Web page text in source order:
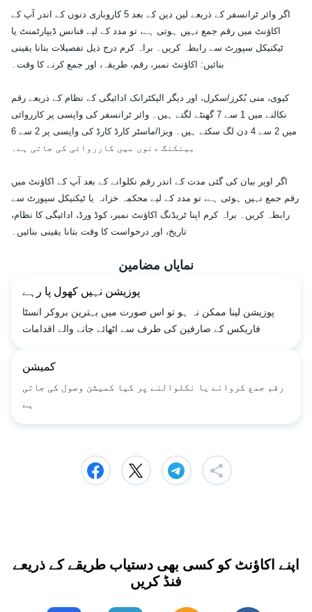
اگر وائر ٹرانسفر کے ذریعے لین دین کے بعد 5 کاروباری دنوں کے اندر آپ کے
اکاؤنٹ میں رقم جمع نہیں ہوتی ہے، تو مدد کے لیے فنانس ڈیپارٹمنٹ یا
ٹیکنیکل سپورٹ سے رابطہ کریں۔ براہ کرم درج ذیل تفصیلات بتانا یقینی
بنائیں: اکاؤنٹ نمبر، رقم، طریقہ، اور جمع کرنے کا وقت۔
کیوی، منی بُکرز/سکرل، اور دیگر الیکٹرانک ادائیگی کے نظام کے ذریعے رقم
نکالنے میں 1 سے 7 گھنٹے لگتے ہیں۔ وائر ٹرانسفر کی واپسی پر کارروائی
میں 2 سے 4 دن لگ سکتے ہیں۔ ویزا/ماسٹر کارڈ کارڈ کی واپسی پر 2 سے 6
بینکنگ دنوں میں کارروائی کی جاتی ہے۔
اگر اوپر بیان کی گئی مدت کے اندر رقم نکلوانے کے بعد آپ کے اکاؤنٹ میں
رقم جمع نہیں ہوئی ہے، تو مدد کے لیے محکمہ خزانہ یا ٹیکنیکل سپورٹ سے
رابطہ کریں۔ براہ کرم اپنا ٹریڈنگ اکاؤنٹ نمبر، کوڈ ورڈ، ادائیگی کا نظام،
تاریخ، اور درخواست کا وقت بتانا یقینی بنائیں۔
نمایاں مضامین
پوزیشن نہیں کھول پا رہے
پوزیشن لینا ممکن نہ ہو تو اس صورت میں بہترین بروکر انسٹا
فاریکس کے صارفین کی طرف سے اٹھائے جانے والے اقدامات
کمیشن
رقم جمع کروانے یا نکلوالنے پر کیا کمیشن وصول کی جاتی
ہے
اپنے اکاؤنٹ کو کسی بھی دستیاب طریقے کے ذریعے
فنڈ کریں